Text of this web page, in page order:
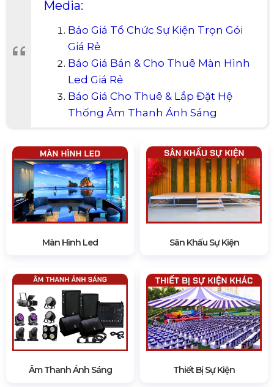
Media:
Báo Giá Tổ Chức Sự Kiện Trọn Gói
Giá Rẻ
Báo Giá Bán & Cho Thuê Màn Hình
Led Giá Rẻ
Báo Giá Cho Thuê & Lắp Đặt Hệ
Thống Âm Thanh Ánh Sáng
Màn Hình Led Sân Khấu Sự Kiện
Âm Thanh Ánh Sáng Thiết Bị Sự Kiện